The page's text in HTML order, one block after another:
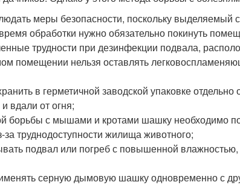
меры безопасности, поскольку выделяемый
обработки нужно обязательно покинуть
трудности при дезинфекции подвала,
помещении нельзя оставлять
в герметичной заводской упаковке
вдали от огня;
борьбы с мышами и кротами шашку необходимо
за труднодоступности жилища животного;
подвал или погреб с повышенной
серную дымовую шашку одновременно с